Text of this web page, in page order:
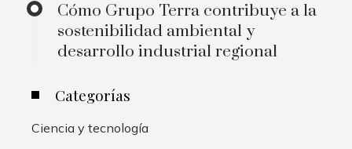
Cómo Grupo Terra contribuye a la
sostenibilidad ambiental y
desarrollo industrial regional
Categorías
Ciencia y tecnología